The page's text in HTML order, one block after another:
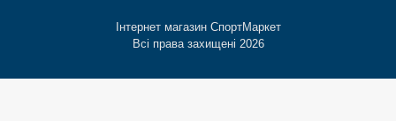
Інтернет магазин СпортМаркет
Всі права захищені 2026